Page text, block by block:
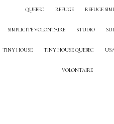
QUEBEC REFUGE REFUGE
SIMPLICITÉ VOLONTAIRE STUDIO
TINY HOUSE TINY HOUSE QUEBEC
VOLONTAIRE